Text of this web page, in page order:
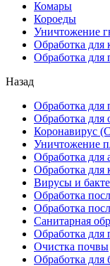
Комары
Короеды
Уничтожение
Обработка для
Обработка
Назад
Обработка
Обработка для
Коронавирус
Уничтожение
Обработка для
Обработка
Вирусы и
Обработка
Обработка
Санитарная
Обработка для
Очистка почвы
Обработка для